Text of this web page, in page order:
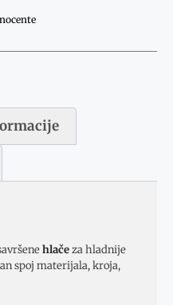
hlačeza hladnije
spoj materijala, kroja,